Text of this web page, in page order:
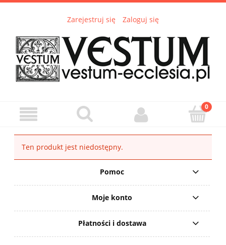
Zarejestruj się Zaloguj się
Ten produkt jest niedostępny.
Pomoc
Moje konto
Płatności i dostawa